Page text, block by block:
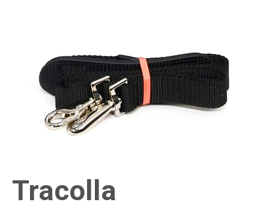
Tracolla